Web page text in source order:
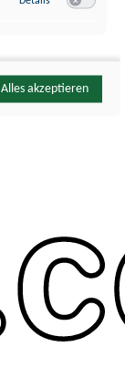
Alles akzeptieren